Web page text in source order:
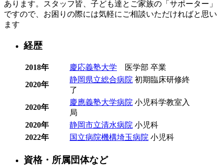
あります。スタッフ皆、⼦ども達とご家族の「サポーター」
ですので、お困りの際には気軽にご相談いただければと思い
ます
経歴
2018年 慶応義塾大学 医学部 卒業
2020年
静岡県立総合病院 初期臨床研修終
了
2020年
慶應義塾大学病院 小児科学教室入
局
2020年
静岡市立清水病院 小児科
2022年
国立病院機構埼玉病院 小児科
資格・所属団体など